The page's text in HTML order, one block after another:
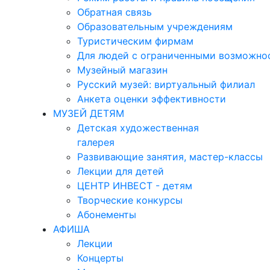
Обратная связь
Образовательным учреждениям
Туристическим фирмам
Для людей с ограниченными
Музейный магазин
Русский музей: виртуальный филиал
Анкета оценки эффективности
МУЗЕЙ ДЕТЯМ
Детская художественная
галерея
Развивающие занятия, мастер-классы
Лекции для детей
ЦЕНТР ИНВЕСТ - детям
Творческие конкурсы
Абонементы
АФИША
Лекции
Концерты